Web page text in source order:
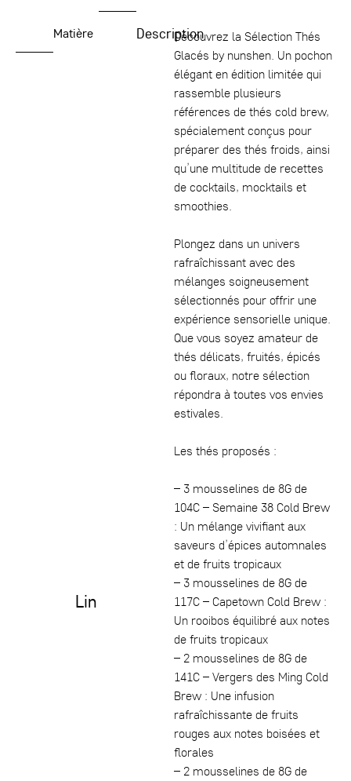
Matière
Lin
DescriptionDécouvrez la Sélection Thés
Glacés by nunshen. Un pochon
élégant en édition limitée qui
rassemble plusieurs
références de thés cold brew,
spécialement conçus pour
préparer des thés froids, ainsi
qu’une multitude de recettes
de cocktails, mocktails et
smoothies.
Plongez dans un univers
rafraîchissant avec des
mélanges soigneusement
sélectionnés pour offrir une
expérience sensorielle unique.
Que vous soyez amateur de
thés délicats, fruités, épicés
ou floraux, notre sélection
répondra à toutes vos envies
estivales.
Les thés proposés :
– 3 mousselines de 8G de
104C – Semaine 38 Cold Brew
: Un mélange vivifiant aux
saveurs d’épices automnales
et de fruits tropicaux
– 3 mousselines de 8G de
117C – Capetown Cold Brew :
Un rooibos équilibré aux notes
de fruits tropicaux
– 2 mousselines de 8G de
141C – Vergers des Ming Cold
Brew : Une infusion
rafraîchissante de fruits
rouges aux notes boisées et
florales
– 2 mousselines de 8G de